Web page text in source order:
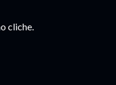
cliche.